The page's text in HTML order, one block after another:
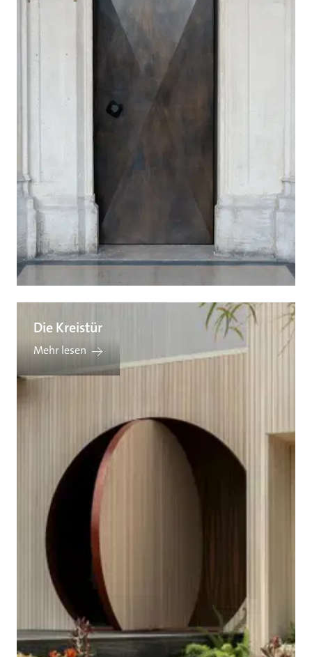
Die Kreistür
Mehr lesen